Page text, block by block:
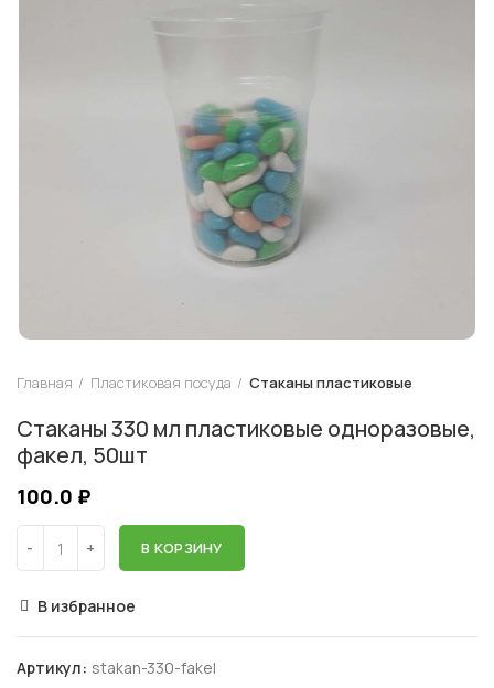
Главная Пластиковая посуда Стаканы пластиковые
Стаканы 330 мл пластиковые одноразовые,
факел, 50шт
100.0 ₽
В КОРЗИНУ
В избранное
Артикул: stakan-330-fakel